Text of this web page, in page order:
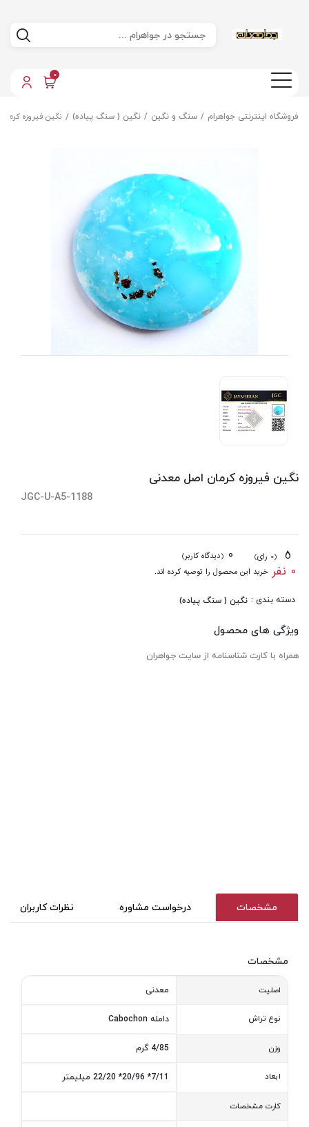
0
فروشگاه اینترنتی جواهرام سنگ و نگین نگین ( سنگ پیاده) نگین فیروزه
نگین فیروزه کرمان اصل معدنی
JGC-U-A5-1188
(0 رای) 0 (دیدگاه کاربر)
0 نفر خرید این محصول را توصیه کرده اند.
دسته بندی : نگین ( سنگ پیاده)
ویژگی های محصول
همراه با کارت شناسنامه از سایت جواهران
مشخصات درخواست مشاوره نظرات کاربران
مشخصات
اصلیت معدنی
نوع تراش دامله Cabochon
وزن 4/85 گرم
ابعاد 7/11* 20/96* 22/20 میلیمتر
کارت مشخصات